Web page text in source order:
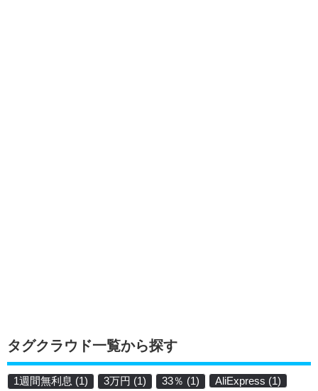
タグクラウド一覧から探す
1週間無利息 (1) 3万円 (1) 33％ (1) AliExpress (1)